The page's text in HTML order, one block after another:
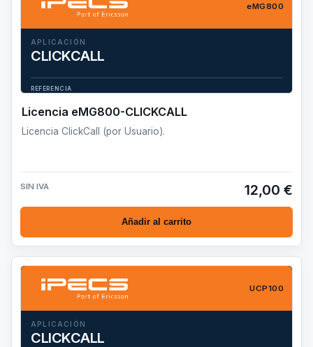
eMG800
APLICACIÓN
CLICKCALL
REFERENCIA
Licencia eMG800-CLICKCALL
Licencia ClickCall (por Usuario).
SIN IVA 12,00 €
Añadir al carrito
UCP100
APLICACIÓN
CLICKCALL